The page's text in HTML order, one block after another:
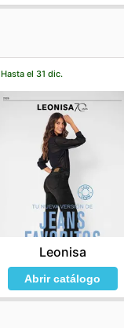
Hasta el 31 dic.
Leonisa
Abrir catálogo